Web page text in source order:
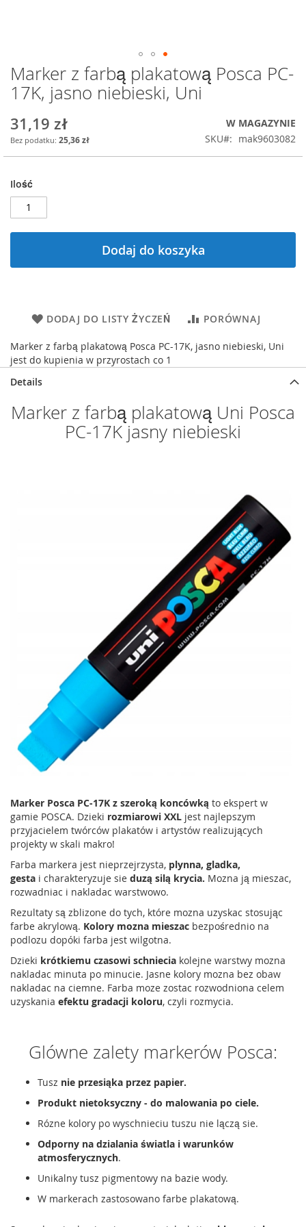
Przejdź
na
początek
Marker z farbą plakatową Posca PC-
17K, jasno niebieski, Uni
31,19 zł
25,36 zł
W MAGAZYNIE
SKU
mak9603082
Ilość
Dodaj do koszyka
DODAJ DO LISTY ŻYCZEŃ PORÓWNAJ
Marker z farbą plakatową Posca PC-17K, jasno niebieski, Uni
jest do kupienia w przyrostach co 1
Details
Marker z farbą plakatową Uni Posca
PC-17K jasny niebieski
Marker Posca PC-17K z szeroką koncówką to ekspert w
gamie POSCA. Dzieki rozmiarowi XXL jest najlepszym
przyjacielem twórców plakatów i artystów realizujących
projekty w skali makro!
Farba markera jest nieprzejrzysta, plynna, gladka,
gesta i charakteryzuje sie duzą silą krycia. Mozna ją mieszac,
rozwadniac i nakladac warstwowo.
Rezultaty są zblizone do tych, które mozna uzyskac stosując
farbe akrylową. Kolory mozna mieszac bezpośrednio na
podlozu dopóki farba jest wilgotna.
Dzieki krótkiemu czasowi schniecia kolejne warstwy mozna
nakladac minuta po minucie. Jasne kolory mozna bez obaw
nakladac na ciemne. Farba moze zostac rozwodniona celem
uzyskania efektu gradacji koloru, czyli rozmycia.
Glówne zalety markerów Posca:
Tusz nie przesiąka przez papier.
Produkt nietoksyczny - do malowania po ciele.
Rózne kolory po wyschnieciu tuszu nie lączą sie.
Odporny na dzialania światla i warunków
atmosferycznych.
Unikalny tusz pigmentowy na bazie wody.
W markerach zastosowano farbe plakatową.